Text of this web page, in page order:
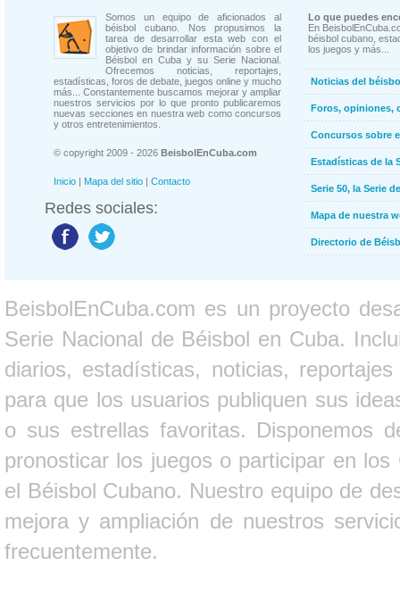
Somos un equipo de aficionados al
béisbol cubano. Nos propusimos la
tarea de desarrollar esta web con el
objetivo de brindar información sobre el
Béisbol en Cuba y su Serie Nacional.
Ofrecemos noticias, reportajes,
estadísticas, foros de debate, juegos online y mucho
más... Constantemente buscamos mejorar y ampliar
nuestros servicios por lo que pronto publicaremos
nuevas secciones en nuestra web como concursos
y otros entretenimientos.
© copyright 2009 - 2026 BeisbolEnCuba.com
Inicio | Mapa del sitio | Contacto
Redes sociales:
Lo que puedes
En
béisbol cubano,
los juegos y más...
Noticias del
Foros, opiniones,
Concursos sobre
Estadísticas de la
Serie 50, la Serie
Mapa de nuestra
Directorio de
BeisbolEnCuba.com es un proyecto
Serie Nacional de Béisbol en Cuba.
diarios, estadísticas, noticias,
para que los usuarios publiquen sus
o sus estrellas favoritas. Disponemos
pronosticar los juegos o participar en
el Béisbol Cubano. Nuestro equipo de
mejora y ampliación de nuestros
frecuentemente.